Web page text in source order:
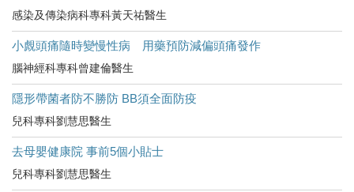
感染及傳染病科專科黃天祐醫生
小覤頭痛隨時變慢性病 用藥預防減偏頭痛發作
腦神經科專科曾建倫醫生
隱形帶菌者防不勝防 BB須全面防疫
兒科專科劉慧思醫生
去母嬰健康院 事前5個小貼士
兒科專科劉慧思醫生